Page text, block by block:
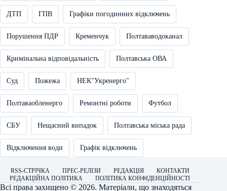
ДТП ГПВ Графіки погодинних відключень
Порушення ПДР Кременчук Полтававодоканал
Кримінальна відповідальність Полтавська ОВА
Суд Пожежа НЕК"Укренерго"
Полтаваобленерго Ремонтні роботи Футбол
СБУ Нещасний випадок Полтавська міська рада
Відключення води Графік відключень
RSS-СТРІЧКА ПРЕС-РЕЛІЗИ РЕДАКЦІЯ
КОНТАКТИ
РЕДАКЦІЙНА ПОЛІТИКА
ПОЛІТИКА КОНФІДЕНЦІЙНОСТІ
Всі права захищено © 2026. Матеріали, що знаходяться